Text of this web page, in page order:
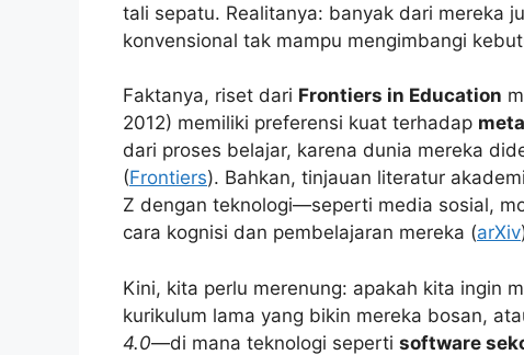
tali sepatu. Realitanya: banyak dari mereka
konvensional tak mampu mengimbangi
Faktanya, riset dari Frontiers in Education
2012) memiliki preferensi kuat terhadap
dari proses belajar, karena dunia mereka
(Frontiers). Bahkan, tinjauan literatur
Z dengan teknologi—seperti media sosial,
cara kognisi dan pembelajaran mereka (arXiv
Kini, kita perlu merenung: apakah kita ingin
kurikulum lama yang bikin mereka bosan,
4.0—di mana teknologi seperti software